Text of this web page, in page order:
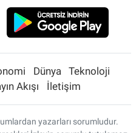
Dünya
Teknoloji
Akışı İletişim
yazarları sorumludur.